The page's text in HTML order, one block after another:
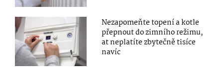
Nezapomeňte topení a kotle
přepnout do zimního režimu,
at neplatíte zbytečně tisíce
navíc